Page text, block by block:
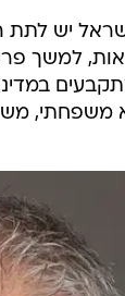
יש לתת
למשך